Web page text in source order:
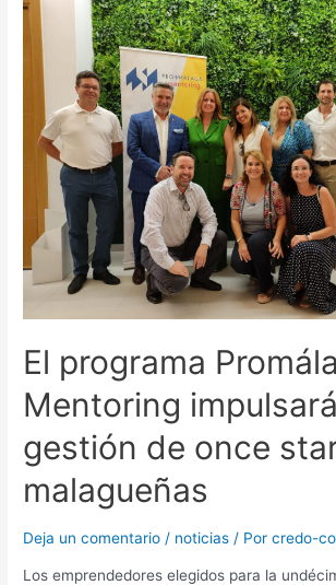
El programa
Mentoring
gestión de once
malagueñas
Deja un comentario / noticias / Porcredo-
Los emprendedores elegidos para la